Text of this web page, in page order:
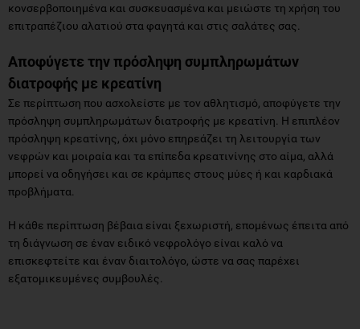
κονσερβοποιημένα και συσκευασμένα και μειώστε τη χρήση του
επιτραπέζιου αλατιού στα φαγητά και στις σαλάτες σας.
Αποφύγετε την πρόσληψη συμπληρωμάτων
διατροφής με κρεατίνη
Σε περίπτωση που ασχολείστε με τον αθλητισμό, αποφύγετε την
πρόσληψη συμπληρωμάτων διατροφής με κρεατίνη. Η επιπλέον
πρόσληψη κρεατίνης, όχι μόνο επηρεάζει τη λειτουργία των
νεφρών και μοιραία και τα επίπεδα κρεατινίνης στο αίμα, αλλά
μπορεί να οδηγήσει και σε κράμπες στους μύες ή και καρδιακά
προβλήματα.
Η κάθε περίπτωση βέβαια είναι ξεχωριστή, επομένως έπειτα από
τη διάγνωση σε έναν ειδικό νεφρολόγο είναι καλό να
επισκεφτείτε και έναν διαιτολόγο, ώστε να σας παρέχει
εξατομικευμένες συμβουλές.